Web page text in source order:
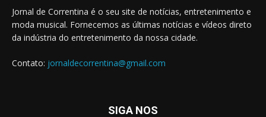
Jornal de Correntina é o seu site de notícias, entretenimento e
moda musical. Fornecemos as últimas notícias e vídeos direto
da indústria do entretenimento da nossa cidade.
Contato: jornaldecorrentina@gmail.com
SIGA NOS